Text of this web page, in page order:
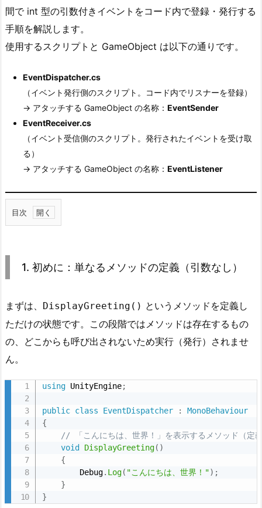
間で int 型の引数付きイベントをコード内で登録・発行する
手順を解説します。
使用するスクリプトと GameObject は以下の通りです。
EventDispatcher.cs
（イベント発行側のスクリプト。コード内でリスナーを登録）
→ アタッチする GameObject の名称： EventSender
EventReceiver.cs
（イベント受信側のスクリプト。発行されたイベントを受け取
る）
→ アタッチする GameObject の名称： EventListener
目次
1.
め
単
な
ッ
ド
の
定
義
（引
数
な
し）
1. 初めに：単なるメソッドの定義（引数なし）
まずは、 DisplayGreeting() というメソッドを定義し
ただけの状態です。この段階ではメソッドは存在するもの
の、どこからも呼び出されないため実行（発行）されませ
ん。
using UnityEngine;
public class EventDispatcher :
MonoBehaviour
{
// 「こんにちは、世界！」を表示するメソッド（定
void
DisplayGreeting( )
{
        Debug
. Log( "こんにちは、世界！") ;
}
}